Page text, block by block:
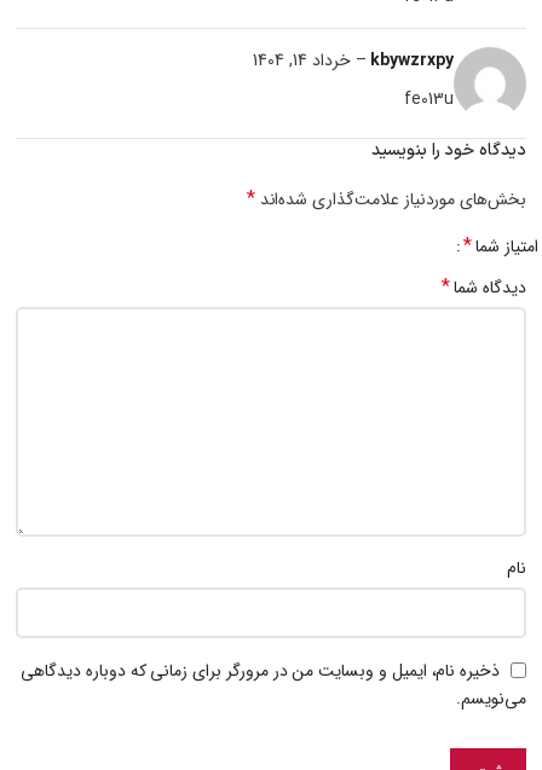
kbywzrxpy
– خرداد 14, 1404
fe013u
دیدگاه خود را بنویسید
بخش‌های موردنیاز علامت‌گذاری شده‌اند*
امتیاز شما*
دیدگاه شما*
نام
ذخیره نام، ایمیل و وبسایت من در مرورگر برای زمانی که دوباره دیدگاهی
می‌نویسم.